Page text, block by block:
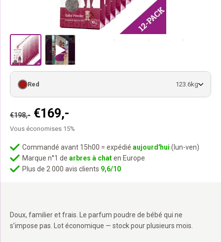
Doux, familier et frais. Le parfum poudre de bébé qui ne
s’impose pas. Lot économique — stock pour plusieurs mois.
€198,- Le
prix
était :
€198,-.
€169,-
prix
est :
€169,-.
Vous économises 15%
Red 123.6kg
Commandé avant 15h00 = expédié aujourd'hui (lun-ven)
Marque n°1 de arbres à chaten Europe
Plus de 2 000 avis clients 9,6/10